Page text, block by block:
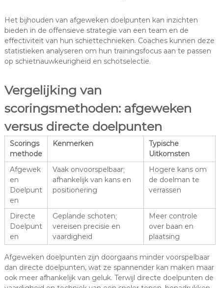
Het bijhouden van afgeweken doelpunten kan inzichten
bieden in de offensieve strategie van een team en de
effectiviteit van hun schiettechnieken. Coaches kunnen deze
statistieken analyseren om hun trainingsfocus aan te passen
op schietnauwkeurigheid en schotselectie.
Vergelijking van
scoringsmethoden: afgeweken
versus directe doelpunten
Scorings
methode
Kenmerken
Typische
Uitkomsten
Afgewek
en
Doelpunt
en
Vaak onvoorspelbaar;
afhankelijk van kans en
positionering
Hogere kans om
de doelman te
verrassen
Directe
Doelpunt
en
Geplande schoten;
vereisen precisie en
vaardigheid
Meer controle
over baan en
plaatsing
Afgeweken doelpunten zijn doorgaans minder voorspelbaar
dan directe doelpunten, wat ze spannender kan maken maar
ook meer afhankelijk van geluk. Terwijl directe doelpunten de